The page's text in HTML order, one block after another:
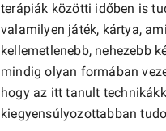
terápiák közötti időben is
valamilyen játék, kártya,
kellemetlenebb, nehezebb
mindig olyan formában
hogy az itt tanult
kiegyensúlyozottabban